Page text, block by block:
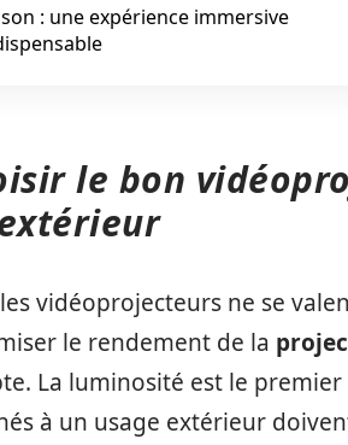
son : une expérience immersive
le bon
vidéoprojecteurs ne se
le rendement de la
La luminosité est le
à un usage extérieur